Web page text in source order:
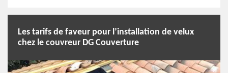
Les tarifs de faveur pour l’installation de velux
chez le couvreur DG Couverture